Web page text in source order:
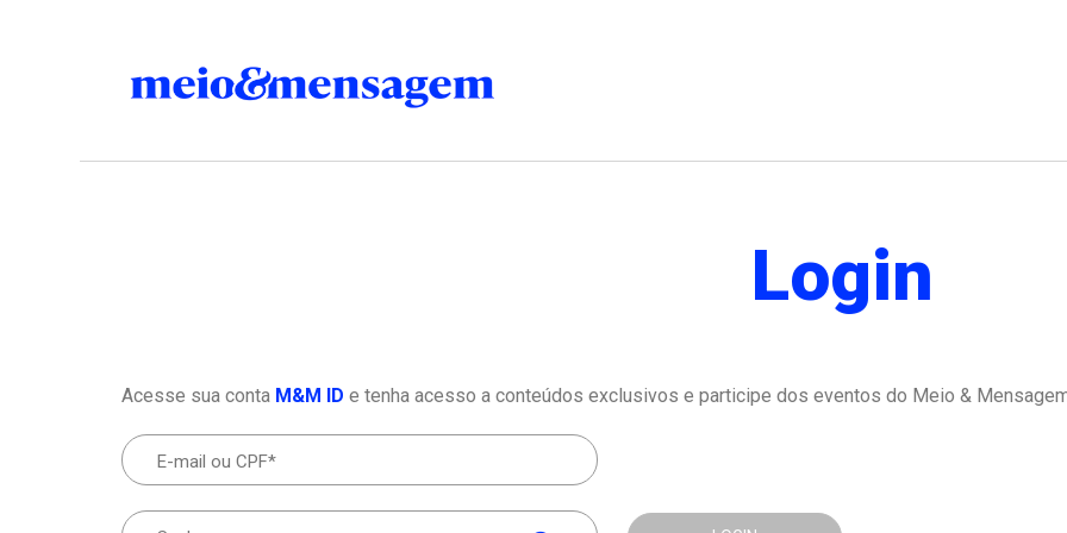
Login
Acesse sua conta M&M ID e tenha acesso a conteúdos exclusivos e participe dos eventos do Meio &